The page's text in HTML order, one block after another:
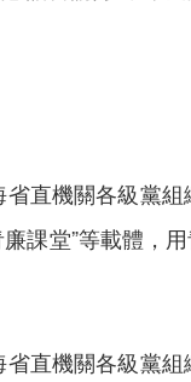
省直機關各級黨
課堂”等載體
省直機關各級黨